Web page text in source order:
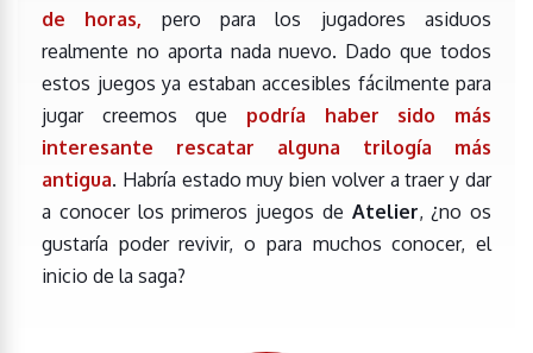
de horas, pero para los jugadores asiduos
realmente no aporta nada nuevo. Dado que todos
estos juegos ya estaban accesibles fácilmente para
jugar creemos que podría haber sido más
interesante rescatar alguna trilogía más
antigua. Habría estado muy bien volver a traer y dar
a conocer los primeros juegos de Atelier, ¿no os
gustaría poder revivir, o para muchos conocer, el
inicio de la saga?